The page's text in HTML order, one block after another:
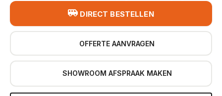
DIRECT BESTELLEN
OFFERTE AANVRAGEN
SHOWROOM AFSPRAAK MAKEN